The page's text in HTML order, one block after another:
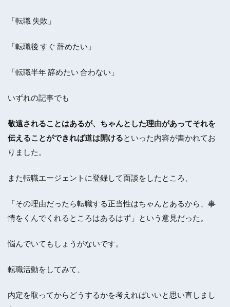
「転職 失敗」
「転職後 すぐ 辞めたい」
「転職半年 辞めたい 合わない」
いずれの記事でも
敬遠されることはあるが、ちゃんとした理由があってそれを
伝えることができれば道は開けるといった内容が書かれてお
りました。
また転職エージェントに登録して面談をしたところ、
「その理由だったら転職する正当性はちゃんとあるから、事
情をくんでくれるところはあるはず」という意見だった。
悩んでいてもしょうがないです。
転職活動をしてみて、
内定を取ってからどうするかを考えればいいと思い直しまし